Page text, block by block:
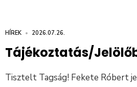
HÍREK • 2026.07.26.
Tájékoztatás/
Tisztelt Tagság! Fekete Róbert